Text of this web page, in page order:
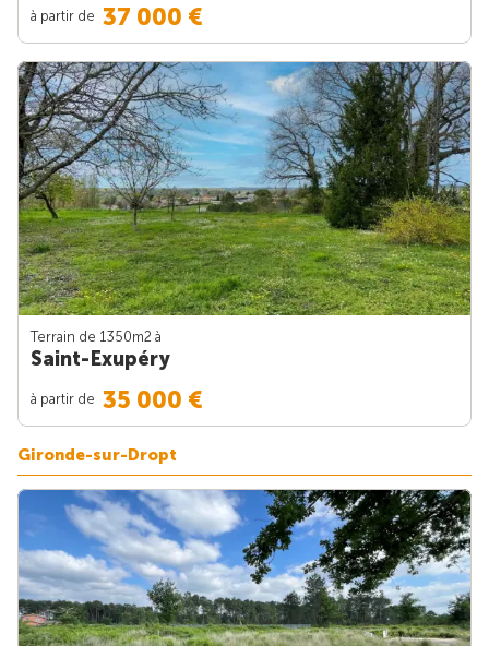
à partir de 37 000 €
Terrain de 1350m2 à
Saint-Exupéry
à partir de 35 000 €
Gironde-sur-Dropt